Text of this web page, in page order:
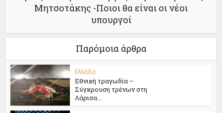
Μητσοτάκης -Ποιοι θα είναι οι νέοι
υπουργοί
Παρόμοια άρθρα
Ελλάδα
Εθνική τραγωδία –
Σύγκρουση τρένων στη
Λάρισα...